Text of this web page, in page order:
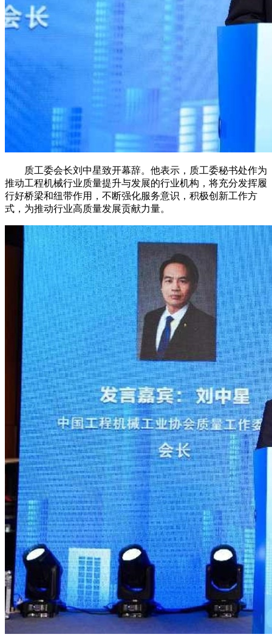
质工委会长刘中星致开幕辞。他表示，质工委秘书处作为
推动工程机械行业质量提升与发展的行业机构，将充分发挥履
行好桥梁和纽带作用，不断强化服务意识，积极创新工作方
式，为推动行业高质量发展贡献力量。